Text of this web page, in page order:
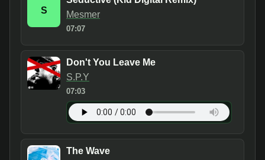
S
Mesmer
07:07
Don't You Leave Me
S.P.Y
07:03
The Wave